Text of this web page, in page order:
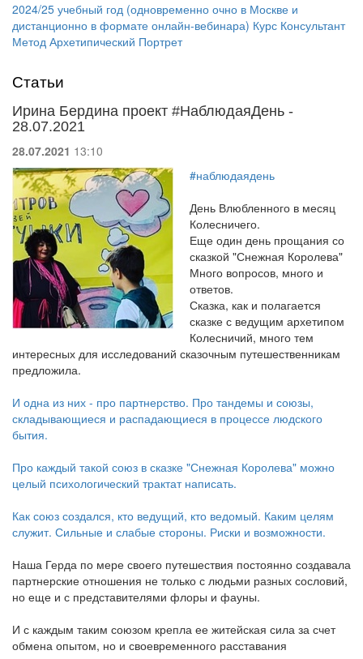
2024/25 учебный год (одновременно очно в Москве и
дистанционно в формате онлайн-вебинара) Курс Консультант
Метод Архетипический Портрет
Статьи
Ирина Бердина проект #НаблюдаяДень -
28.07.2021
28.07.2021 13:10
#наблюдаядень
День Влюбленного в месяц
Колесничего.
Еще один день прощания со
сказкой "Снежная Королева"
Много вопросов, много и
ответов.
Сказка, как и полагается
сказке с ведущим архетипом
Колесничий, много тем
интересных для исследований сказочным путешественникам
предложила.
И одна из них - про партнерство. Про тандемы и союзы,
складывающиеся и распадающиеся в процессе людского
бытия.
Про каждый такой союз в сказке "Снежная Королева" можно
целый психологический трактат написать.
Как союз создался, кто ведущий, кто ведомый. Каким целям
служит. Сильные и слабые стороны. Риски и возможности.
Наша Герда по мере своего путешествия постоянно создавала
партнерские отношения не только с людьми разных сословий,
но еще и с представителями флоры и фауны.
И с каждым таким союзом крепла ее житейская сила за счет
обмена опытом, но и своевременного расставания